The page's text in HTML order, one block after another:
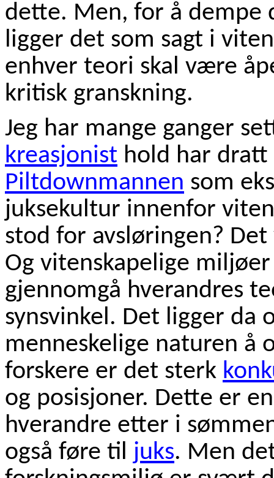
dette. Men, for å dempe
ligger det som sagt i
enhver teori skal være
kritisk granskning.
Jeg har mange ganger
kreasjonist hold har
Piltdownmannen som
juksekultur innenfor
stod for avsløringen?
Og vitenskapelige
gjennomgå hverandres
synsvinkel. Det ligger da
menneskelige naturen å
forskere er det sterk
og posisjoner. Dette er
hverandre etter i
også føre til juks. Men